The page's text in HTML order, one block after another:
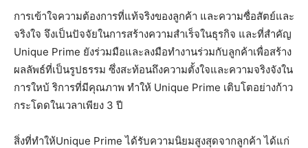
การเข้าใจความต้องการที่แท้จริงของลูกค้า และความซื่อสัตย์และ
จริงใจ จึงเป็นปัจจัยในการสร้างความสำเร็จในธุรกิจ และที่สำคัญ
Unique Prime ยังร่วมมือและลงมือทำงานร่วมกับลูกค้าเพื่อสร้าง
ผลลัพธ์ที่เป็นรูปธรรม ซึ่งสะท้อนถึงความตั้งใจและความจริงจังใน
การใหบ้ ริการที่มีคุณภาพ ทำให้ Unique Prime เติบโตอย่างก้าว
กระโดดในเวลาเพียง 3 ปี
สิ่งที่ทำให้Unique Prime ได้รับความนิยมสูงสุดจากลูกค้า ได้แก่